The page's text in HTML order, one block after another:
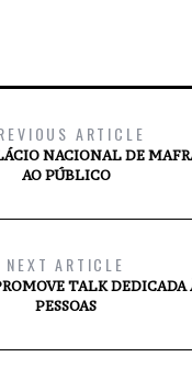
ARTICLE
NACIONAL DE
AO PÚBLICO
NEXT ARTICLE
TALK DEDICADA
PESSOAS